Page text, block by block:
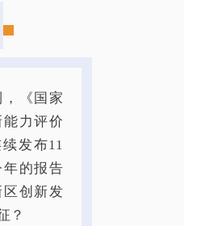
《国家
力评价
发布11
的报告
区创新发
？